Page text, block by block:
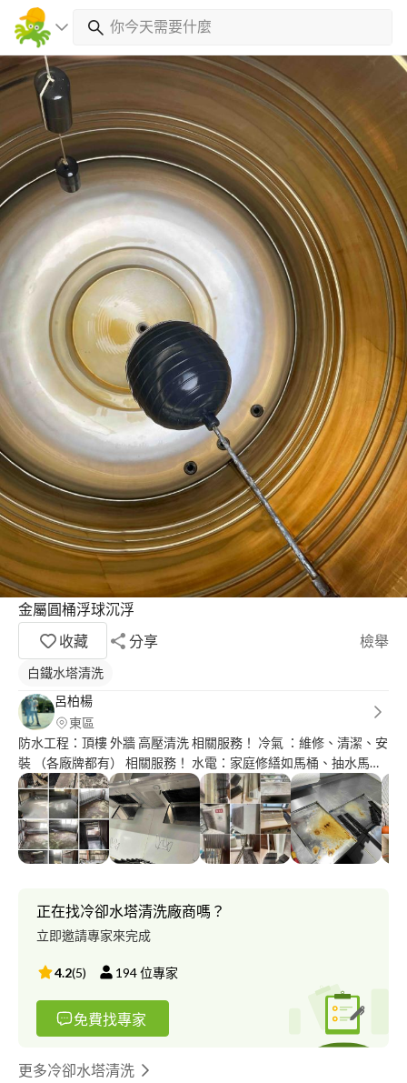
金屬圓桶浮球沉浮
收藏
分享 檢舉
白鐵水塔清洗
呂柏楊
東區
防水工程：頂樓 外牆 高壓清洗 相關服務！ 冷氣 ：維修、清潔、安
裝 （各廠牌都有） 相關服務！ 水電：家庭修繕如馬桶、抽水馬
達、加壓馬達、水龍頭、修水管、洗水塔等等… 24小時 緊急維修
服務‼️ 服務範圍 ：桃園、新竹、苗栗 到處跑 歡迎直接聯繫我！
正在找冷卻水塔清洗廠商嗎？
立即邀請專家來完成
4.2(5) 194位專家
免費找專家
更多冷卻水塔清洗